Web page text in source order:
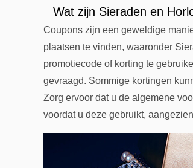
Wat zijn Sieraden en
Coupons zijn een geweldige
plaatsen te vinden, waaronder
promotiecode of korting te
gevraagd. Sommige kortingen
Zorg ervoor dat u de algemene
voordat u deze gebruikt,